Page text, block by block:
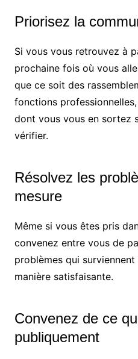
Priorisez la
Si vous vous retrouvez à
prochaine fois où vous
que ce soit des
fonctions
dont vous vous en sortez
vérifier.
Résolvez les
mesure
Même si vous êtes pris
convenez entre vous de
problèmes qui
manière satisfaisante.
Convenez de ce
publiquement